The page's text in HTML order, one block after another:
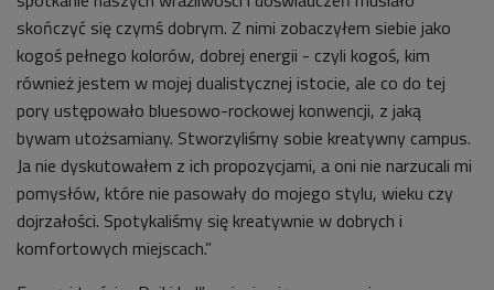
skończyć się czymś dobrym. Z nimi zobaczyłem siebie jako
kogoś pełnego kolorów, dobrej energii - czyli kogoś, kim
również jestem w mojej dualistycznej istocie, ale co do tej
pory ustępowało bluesowo-rockowej konwencji, z jaką
bywam utożsamiany. Stworzyliśmy sobie kreatywny campus.
Ja nie dyskutowałem z ich propozycjami, a oni nie narzucali mi
pomysłów, które nie pasowały do mojego stylu, wieku czy
dojrzałości. Spotykaliśmy się kreatywnie w dobrych i
komfortowych miejscach.”